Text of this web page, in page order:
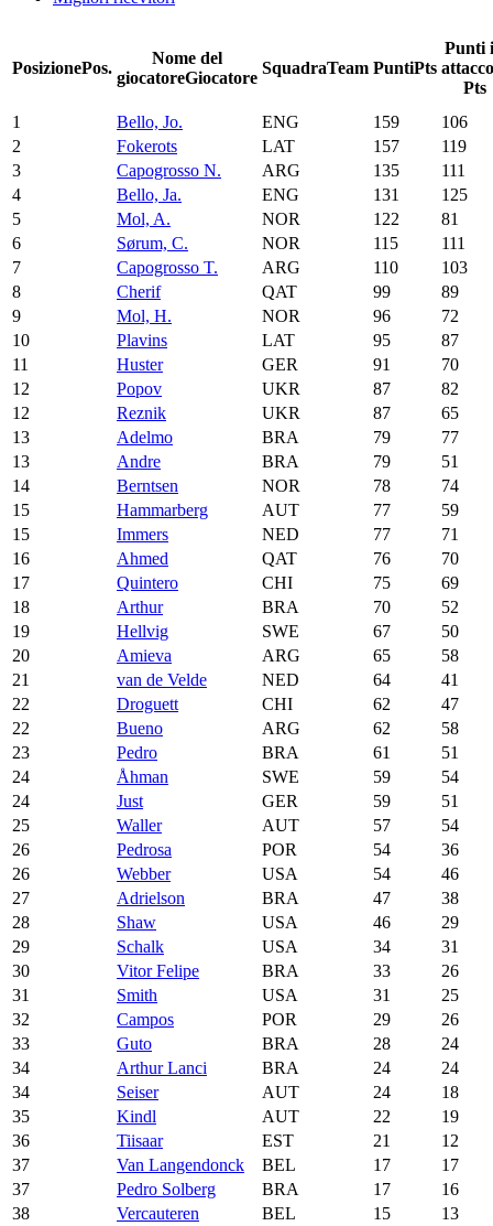
PosizionePos.
Nome del
giocatoreGiocatore
SquadraTeam PuntiPts
Punti
attacco
Pts
1
Bello, Jo. ENG 159
106
2
Fokerots LAT 157
119
3
Capogrosso N. ARG 135
111
4
Bello, Ja. ENG 131
125
5
Mol, A. NOR 122
81
6
Sørum, C. NOR 115
111
7
Capogrosso T. ARG 110
103
8
Cherif QAT 99
89
9
Mol, H. NOR 96
72
10
Plavins LAT 95
87
11
Huster GER 91
70
12
Popov UKR 87
82
12
Reznik UKR 87
65
13
Adelmo BRA 79
77
13
Andre BRA 79
51
14
Berntsen NOR 78
74
15
Hammarberg AUT 77
59
15
Immers NED 77
71
16
Ahmed QAT 76
70
17
Quintero CHI 75
69
18
Arthur BRA 70
52
19
Hellvig SWE 67
50
20
Amieva ARG 65
58
21
van de Velde NED 64
41
22
Droguett CHI 62
47
22
Bueno ARG 62
58
23
Pedro BRA 61
51
24
Åhman SWE 59
54
24
Just GER 59
51
25
Waller AUT 57
54
26
Pedrosa POR 54
36
26
Webber USA 54
46
27
Adrielson BRA 47
38
28
Shaw USA 46
29
29
Schalk USA 34
31
30
Vitor Felipe BRA 33
26
31
Smith USA 31
25
32
Campos POR 29
26
33
Guto BRA 28
24
34
Arthur Lanci BRA 24
24
34
Seiser AUT 24
18
35
Kindl AUT 22
19
36
Tiisaar EST 21
12
37
Van Langendonck BEL 17
17
37
Pedro Solberg BRA 17
16
38
Vercauteren BEL 15
13